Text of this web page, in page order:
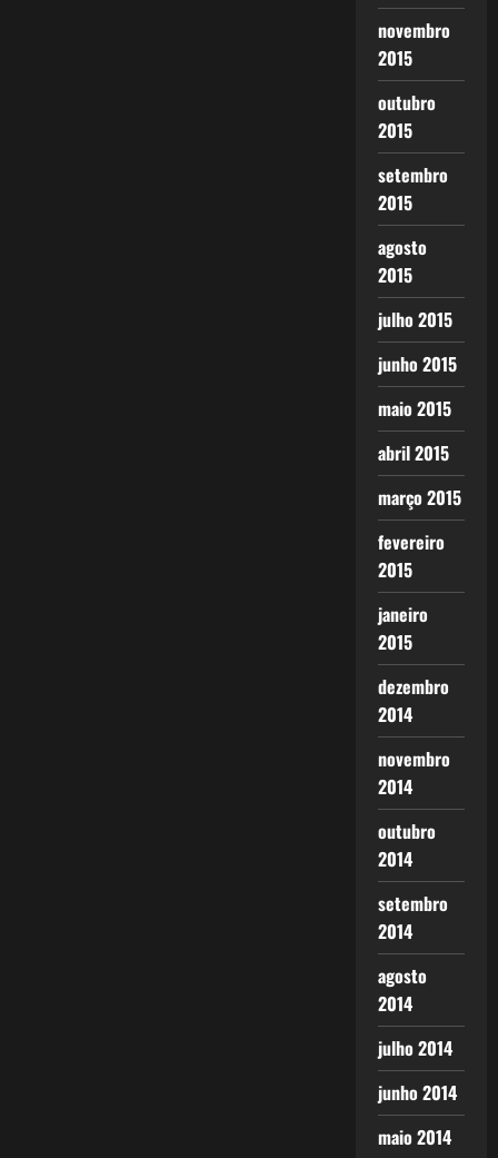
novembro
2015
outubro
2015
setembro
2015
agosto
2015
julho 2015
junho 2015
maio 2015
abril 2015
março 2015
fevereiro
2015
janeiro
2015
dezembro
2014
novembro
2014
outubro
2014
setembro
2014
agosto
2014
julho 2014
junho 2014
maio 2014